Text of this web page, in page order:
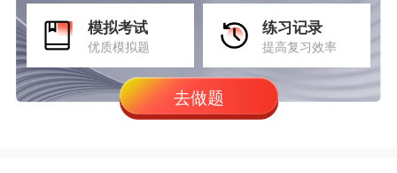
模拟考试
优质模拟题
练习记录
提高复习效率
去做题